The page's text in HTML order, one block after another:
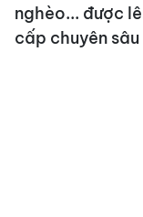
nghèo... được
cấp chuyên